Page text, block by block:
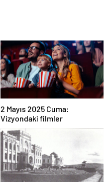
2 Mayıs 2025 Cuma:
Vizyondaki filmler